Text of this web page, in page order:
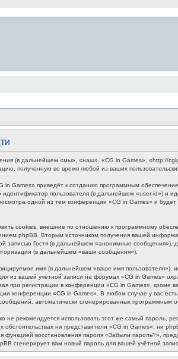
(в дальнейшем «мы», «наш», «CG in Games», «http://
полученную во время любой из ваших
Games» приведёт к созданию программным
пользователя (в дальнейшем «user-id») и
одной из тем конференции «CG in Games» и
cookies, внешние по отношению к программному
phpBB. Вторым источником получения вашей
Гостя (в дальнейшем «анонимные сообщения»),
(в дальнейшем «ваши сообщения»).
имя (в дальнейшем «ваше имя пользователя»),
вашей учётной записи на форумах «CG in Games»
при регистрации в конференции «CG in Games», кроме
конференции «CG in Games». В любом случае у вас
автоматически сгенерированных программным
использовать этот же самый пароль,
ни представители «CG in Games», ни
функцией восстановления пароля «Забыли пароль?»,
сгенерирует вам новый пароль для вашей учётной